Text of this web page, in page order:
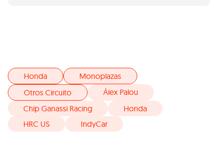
Honda
Monoplazas
Otros Circuito
Álex Palou
Chip Ganassi Racing
Honda
HRC US
IndyCar